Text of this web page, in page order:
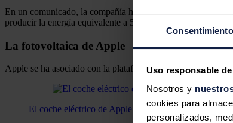
Consentimiento
Uso responsable
Nosotros y
cookies para
personalizados,
En un comunicado, la compañía ha explicado que este
producir la energía equivalente a 57.000 toneladas métricas
La fotovoltaica de Apple
Apple se ha asociado con la plataforma internacional de
El coche eléctrico de Apple no verá finalmente la luz